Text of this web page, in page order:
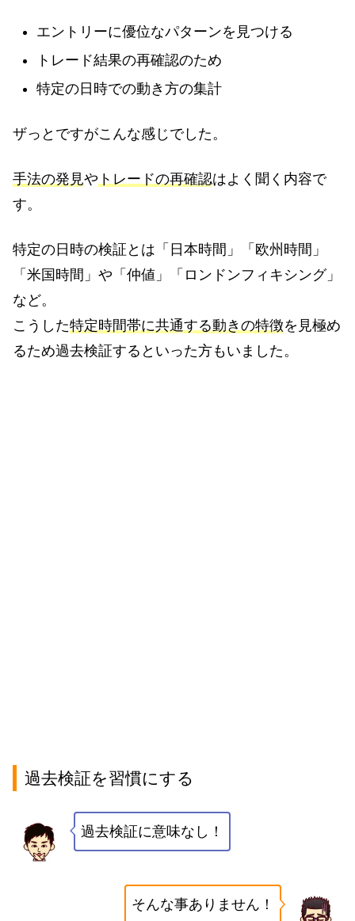
エントリーに優位なパターンを見つける
トレード結果の再確認のため
特定の日時での動き方の集計
ザっとですがこんな感じでした。
手法の発見や トレードの再確認はよく聞く内容で
す。
特定の日時の検証とは「日本時間」「欧州時間」
「米国時間」や「仲値」「ロンドンフィキシング」
など。
こうした特定時間帯に共通する動きの特徴を見極め
るため過去検証するといった方もいました。
過去検証を習慣にする
過去検証に意味なし！
そんな事ありません！